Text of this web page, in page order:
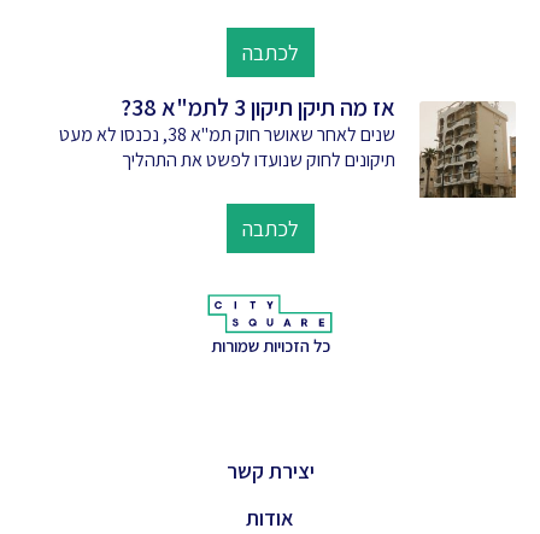
לכתבה
אז מה תיקן תיקון 3 לתמ"א 38?
שנים לאחר שאושר חוק תמ"א 38, נכנסו לא מעט
תיקונים לחוק שנועדו לפשט את התהליך
לכתבה
כל הזכויות שמורות
יצירת קשר
אודות